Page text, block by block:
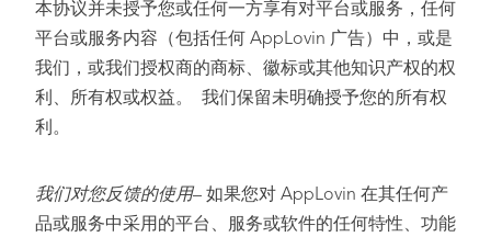
本协议并未授予您或任何一方享有对平台或服务，任何
平台或服务内容（包括任何 AppLovin 广告）中，或是
我们，或我们授权商的商标、徽标或其他知识产权的权
利、所有权或权益。 我们保留未明确授予您的所有权
利。
我们对您反馈的使用– 如果您对 AppLovin 在其任何产
品或服务中采用的平台、服务或软件的任何特性、功能